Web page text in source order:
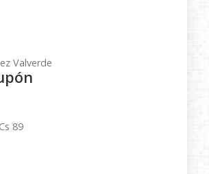
89